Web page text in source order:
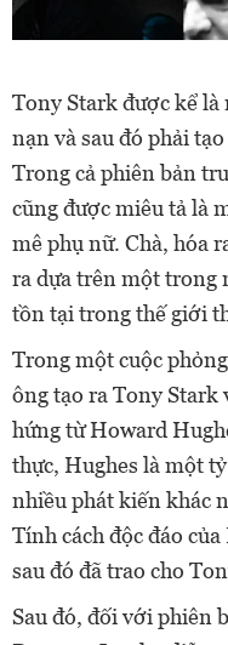
Tony Stark được kể
nạn và sau đó phải
Trong cả phiên bản
cũng được miêu tả là
mê phụ nữ. Chà, hóa
ra dựa trên một trong
tồn tại trong thế giới
Trong một cuộc
ông tạo ra Tony Stark
hứng từ Howard
thực, Hughes là một
nhiều phát kiến khác
Tính cách độc đáo
sau đó đã trao cho
Sau đó, đối với phiên